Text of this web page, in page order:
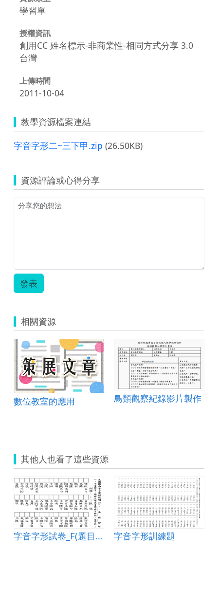
學習單
授權資訊
創用CC 姓名標示-非商業性-相同方式分享 3.0
台灣
上傳時間
2011-10-04
教學資源檔案連結
字音字形二~三下甲.zip (26.50KB)
資源評論或心得分享
發表
相關資源
數位教室的應用
鳥類觀察紀錄影片製作
其他人也看了這些資源
字音字形試卷_F(題目和答案卷) 字音字形訓練題